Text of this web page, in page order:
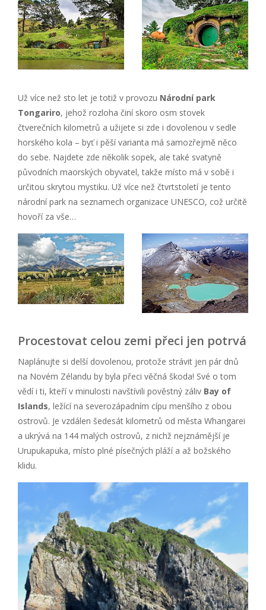
Už více než sto let je totiž v provozu Národní park
Tongariro, jehož rozloha činí skoro osm stovek
čtverečních kilometrů a užijete si zde i dovolenou v sedle
horského kola – byť i pěší varianta má samozřejmě něco
do sebe. Najdete zde několik sopek, ale také svatyně
původních maorských obyvatel, takže místo má v sobě i
určitou skrytou mystiku. Už více než čtvrtstoletí je tento
národní park na seznamech organizace UNESCO, což určitě
hovoří za vše…
Procestovat celou zemi přeci jen potrvá
Naplánujte si delší dovolenou, protože strávit jen pár dnů
na Novém Zélandu by byla přeci věčná škoda! Své o tom
vědí i ti, kteří v minulosti navštívili pověstný záliv Bay of
Islands, ležící na severozápadním cípu menšího z obou
ostrovů. Je vzdálen šedesát kilometrů od města Whangarei
a ukrývá na 144 malých ostrovů, z nichž nejznámější je
Urupukapuka, místo plné písečných pláží a až božského
klidu.